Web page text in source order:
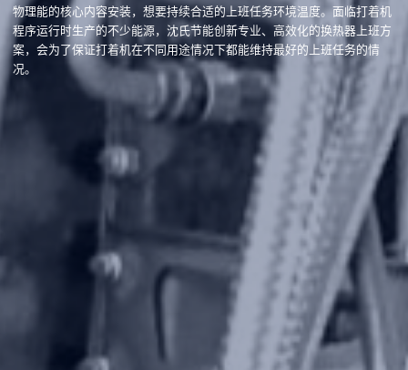
物理能的核心内容安装，想要持续合适的上班任务环境温度。面临打着机
程序运行时生产的不少能源，沈氏节能创新专业、高效化的换热器上班方
案，会为了保证打着机在不同用途情况下都能维持最好的上班任务的情
况。